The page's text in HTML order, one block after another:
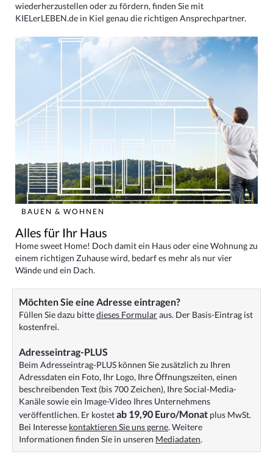
wiederherzustellen oder zu fördern, finden Sie mit
KIELerLEBEN.de in Kiel genau die richtigen Ansprechpartner.
BAUEN & WOHNEN
Alles für Ihr Haus
Home sweet Home! Doch damit ein Haus oder eine Wohnung zu
einem richtigen Zuhause wird, bedarf es mehr als nur vier
Wände und ein Dach.
Möchten Sie eine Adresse eintragen?
Füllen Sie dazu bittedieses Formularaus. Der Basis-Eintrag ist
kostenfrei.
Adresseintrag-PLUS
Beim Adresseintrag-PLUS können Sie zusätzlich zu Ihren
Adressdaten ein Foto, Ihr Logo, Ihre Öffnungszeiten, einen
beschreibenden Text (bis 700 Zeichen), Ihre Social-Media-
Kanäle sowie ein Image-Video Ihres Unternehmens
veröffentlichen. Er kostetab 19,90 Euro/Monat plus MwSt.
Bei Interesse kontaktieren Sie uns gerne. Weitere
Informationen finden Sie in unseren Mediadaten.